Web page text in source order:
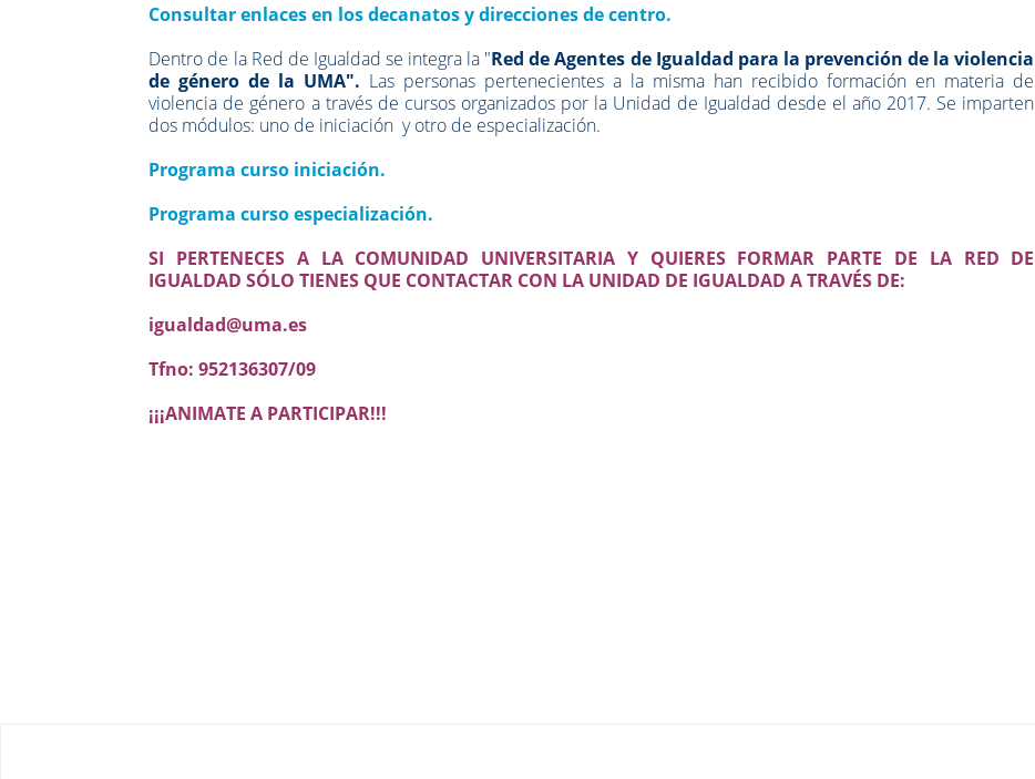
Consultar enlaces en los decanatos y direcciones de centro.
Dentro de la Red de Igualdad se integra la "Red de Agentes de Igualdad para la prevención de la violencia
de género de la UMA". Las personas pertenecientes a la misma han recibido formación en materia de
violencia de género a través de cursos organizados por la Unidad de Igualdad desde el año 2017. Se imparten
dos módulos: uno de iniciación y otro de especialización.
Programa curso iniciación.
Programa curso especialización.
SI PERTENECES A LA COMUNIDAD UNIVERSITARIA Y QUIERES FORMAR PARTE DE LA RED DE
IGUALDAD SÓLO TIENES QUE CONTACTAR CON LA UNIDAD DE IGUALDAD A TRAVÉS DE:
igualdad@uma.es
Tfno: 952136307/09
¡¡¡ANIMATE A PARTICIPAR!!!